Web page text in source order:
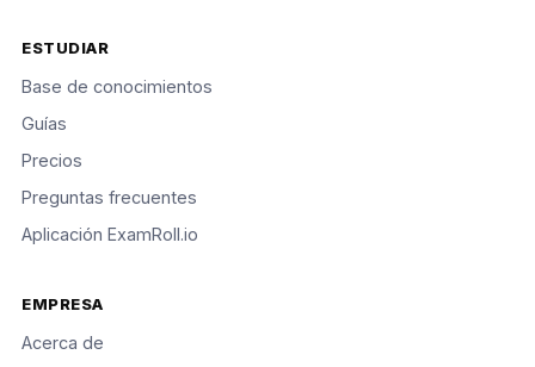
ESTUDIAR
Base de conocimientos
Guías
Precios
Preguntas frecuentes
Aplicación ExamRoll.io
EMPRESA
Acerca de